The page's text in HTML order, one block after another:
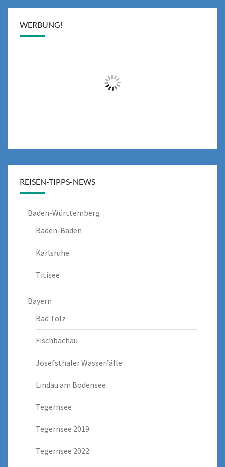
WERBUNG!
REISEN-TIPPS-NEWS
Baden-Württemberg
Baden-Baden
Karlsruhe
Titisee
Bayern
Bad Tölz
Fischbachau
Josefsthaler Wasserfälle
Lindau am Bodensee
Tegernsee
Tegernsee 2019
Tegernsee 2022